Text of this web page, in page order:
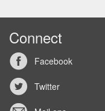
Connect
Facebook
Twitter